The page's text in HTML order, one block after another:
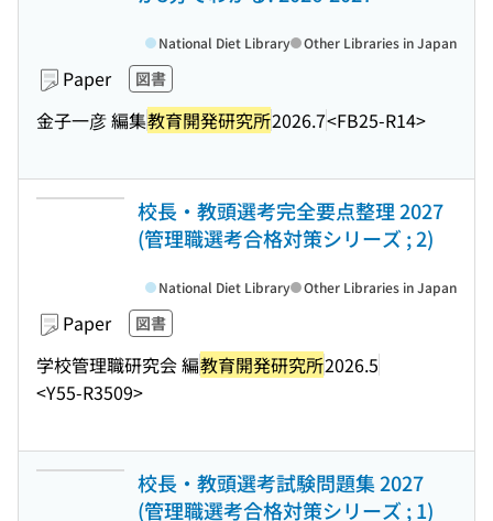
Paper 図書
金子一彦 編集教育開発研究所2026.7<FB25-R14>
National Diet Library Other Libraries in Japan
校長・教頭選考完全要点整理 2027
(管理職選考合格対策シリーズ ; 2)
Paper 図書
学校管理職研究会 編教育開発研究所2026.5
<Y55-R3509>
National Diet Library Other Libraries in Japan
校長・教頭選考試験問題集 2027
(管理職選考合格対策シリーズ ; 1)